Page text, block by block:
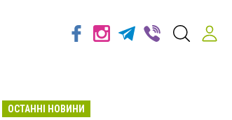
ОСТАННІ НОВИНИ